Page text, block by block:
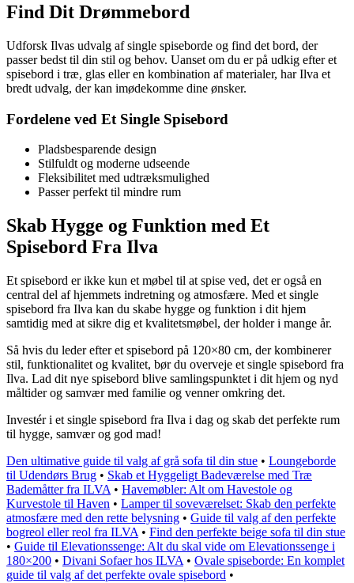
Find Dit Drømmebord
Udforsk Ilvas udvalg af single spiseborde og find det bord, der
passer bedst til din stil og behov. Uanset om du er på udkig efter et
spisebord i træ, glas eller en kombination af materialer, har Ilva et
bredt udvalg, der kan imødekomme dine ønsker.
Fordelene ved Et Single Spisebord
Pladsbesparende design
Stilfuldt og moderne udseende
Fleksibilitet med udtræksmulighed
Passer perfekt til mindre rum
Skab Hygge og Funktion med Et
Spisebord Fra Ilva
Et spisebord er ikke kun et møbel til at spise ved, det er også en
central del af hjemmets indretning og atmosfære. Med et single
spisebord fra Ilva kan du skabe hygge og funktion i dit hjem
samtidig med at sikre dig et kvalitetsmøbel, der holder i mange år.
Så hvis du leder efter et spisebord på 120×80 cm, der kombinerer
stil, funktionalitet og kvalitet, bør du overveje et single spisebord fra
Ilva. Lad dit nye spisebord blive samlingspunktet i dit hjem og nyd
måltider og samvær med familie og venner omkring det.
Investér i et single spisebord fra Ilva i dag og skab det perfekte rum
til hygge, samvær og god mad!
Den ultimative guide til valg af grå sofa til din stue • Loungeborde
til Udendørs Brug • Skab et Hyggeligt Badeværelse med Træ
Bademåtter fra ILVA • Havemøbler: Alt om Havestole og
Kurvestole til Haven • Lamper til soveværelset: Skab den perfekte
atmosfære med den rette belysning • Guide til valg af den perfekte
bogreol eller reol fra ILVA • Find den perfekte beige sofa til din stue
• Guide til Elevationssenge: Alt du skal vide om Elevationssenge i
180×200 • Divani Sofaer hos ILVA • Ovale spiseborde: En komplet
guide til valg af det perfekte ovale spisebord •